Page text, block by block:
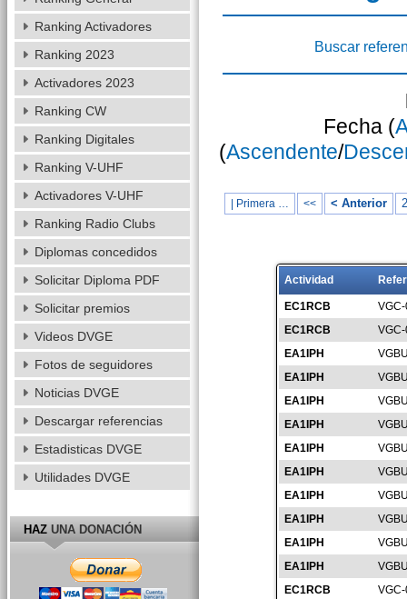
Buscar
Fecha (
(Ascendente/
| Primera … << < Anterior
Actividad
EC1RCB
EC1RCB
EA1IPH
EA1IPH
EA1IPH
EA1IPH
EA1IPH
EA1IPH
EA1IPH
EA1IPH
EA1IPH
EA1IPH
EC1RCB
Ranking Activadores
Ranking 2023
Activadores 2023
Ranking CW
Ranking Digitales
Ranking V-UHF
Activadores V-UHF
Ranking Radio Clubs
Diplomas concedidos
Solicitar Diploma PDF
Solicitar premios
Videos DVGE
Fotos de seguidores
Noticias DVGE
Descargar referencias
Estadisticas DVGE
Utilidades DVGE
HAZUNA DONACIÓN